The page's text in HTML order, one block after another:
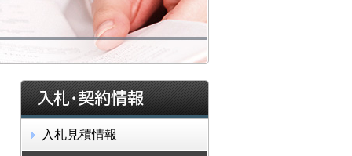
入札見積情報